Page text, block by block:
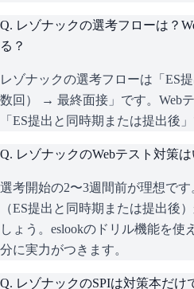
Q. レゾナックの選考フローは？
る？
レゾナックの選考フローは「ES
数回） → 最終面接」です。Web
「ES提出と同時期または提出後」
Q. レゾナックのWebテスト対策
選考開始の2〜3週間前が理想で
（ES提出と同時期または提出後
しょう。eslookのドリル機能を使
分に実力がつきます。
Q. レゾナックのSPIは対策本だけ